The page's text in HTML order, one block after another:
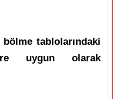
tablolarındaki
uygun olarak